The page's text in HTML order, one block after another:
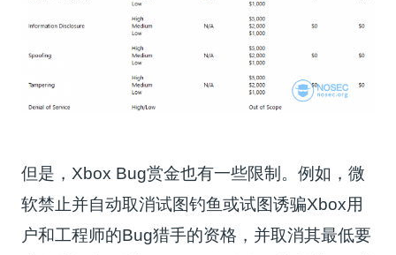
但是，Xbox Bug赏金也有一些限制。例如，微
软禁止并自动取消试图钓鱼或试图诱骗Xbox用
户和工程师的Bug猎手的资格，并取消其最低要